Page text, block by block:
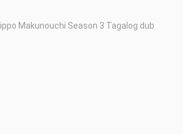
ippo Makunouchi Season 3 Tagalog dub